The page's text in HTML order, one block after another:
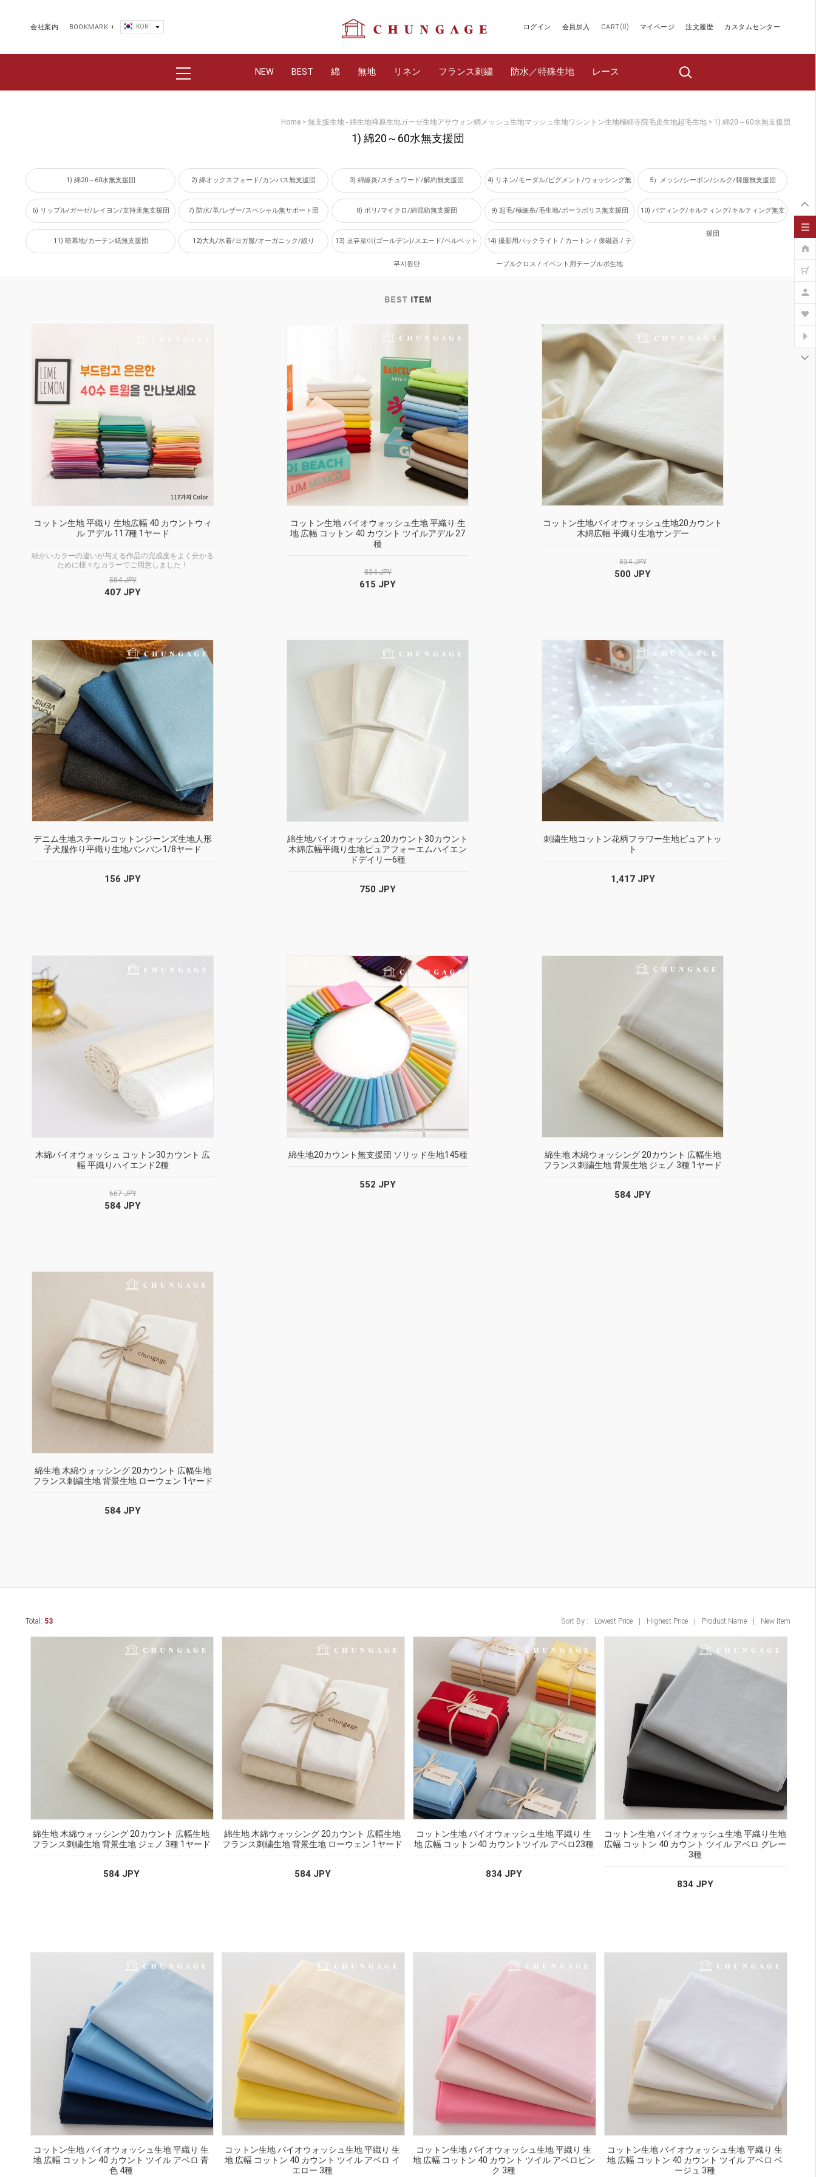
会社案内 BOOKMARK + KOR ログイン 会員加入 CART(0) マイページ 注文履歴 カスタムセンター
NEW BEST 綿 無地 リネン フランス刺繍 防水／特殊生地 レース
Home > 無支援生地 - 綿生地禅原生地ガーゼ生地アサウォン網メッシュ生地マッシュ生地ワシントン生地極細寺院毛皮生地起毛生地 > 1) 綿20～60水無支援団
1) 綿20～60水無支援団
1) 綿20～60水無支援団 2) 綿オックスフォード/カンバス無支援団 3) 綿線炎/スチュワード/解約無支援団 4) リネン/モーダル/ピグメント/ウォッシング無 5）メッシ/シーポン/シルク/韓服無支援団
6) リップル/ガーゼ/レイヨン/支持美無支援団 7) 防水/革/レザー/スペシャル無サポート団 8) ポリ/マイクロ/綿混紡無支援団 9) 起毛/極細糸/毛生地/ポーラポリス無支援団 10) バディング/キルティング/キルティング無支
援団
11) 暗幕地/カーテン紙無支援団
12)大丸/水着/ヨガ服/オーガニック/絞り 13) 코듀로이(ゴールデン)/スエード/ベルベット
무지원단
14) 撮影用バックライト / カートン / 保磁器 / テ
ーブルクロス / イベント用テーブルボ生地
コットン生地 平織り 生地広幅 40 カウントウィ
ル アデル 117種 1ヤード
細かいカラーの違いが与える作品の完成度をよく分かる
ために様々なカラーでご用意しました！
584 JPY
407 JPY
コットン生地 バイオウォッシュ生地 平織り 生
地 広幅 コットン 40 カウント ツイルアデル 27
種
834 JPY
615 JPY
コットン生地バイオウォッシュ生地20カウント
木綿広幅 平織り生地サンデー
834 JPY
500 JPY
デニム生地スチールコットンジーンズ生地人形
子犬服作り平織り生地バンバン1/8ヤード
156 JPY
綿生地バイオウォッシュ20カウント30カウント
木綿広幅平織り生地ピュアフォーエムハイエン
ドデイリー6種
750 JPY
刺繍生地コットン花柄フラワー生地ピュアトッ
ト
1,417 JPY
木綿バイオウォッシュ コットン30カウント 広
幅 平織りハイエンド2種
667 JPY
584 JPY
綿生地20カウント無支援団 ソリッド生地145種
552 JPY
綿生地 木綿ウォッシング 20カウント 広幅生地
フランス刺繍生地 背景生地 ジェノ 3種 1ヤード
584 JPY
綿生地 木綿ウォッシング 20カウント 広幅生地
フランス刺繍生地 背景生地 ローウェン 1ヤード
584 JPY
Total: 53 Sort By : Lowest Price Highest Price Product Name New Item
綿生地 木綿ウォッシング 20カウント 広幅生地
フランス刺繍生地 背景生地 ジェノ 3種 1ヤード
584 JPY
綿生地 木綿ウォッシング 20カウント 広幅生地
フランス刺繍生地 背景生地 ローウェン 1ヤード
584 JPY
コットン生地 バイオウォッシュ生地 平織り 生
地 広幅 コットン40 カウントツイル アベロ23種
834 JPY
コットン生地 バイオウォッシュ生地 平織り生地
広幅 コットン 40 カウント ツイル アベロ グレー
3種
834 JPY
コットン生地 バイオウォッシュ生地 平織り 生
地 広幅 コットン 40 カウント ツイル アベロ 青
色 4種
コットン生地 バイオウォッシュ生地 平織り 生
地 広幅 コットン 40 カウント ツイル アベロ イ
エロー 3種
コットン生地 バイオウォッシュ生地 平織り 生
地 広幅 コットン 40 カウント ツイル アベロピン
ク 3種
コットン生地 バイオウォッシュ生地 平織り 生
地 広幅 コットン 40 カウント ツイル アベロ ベ
ージュ 3種